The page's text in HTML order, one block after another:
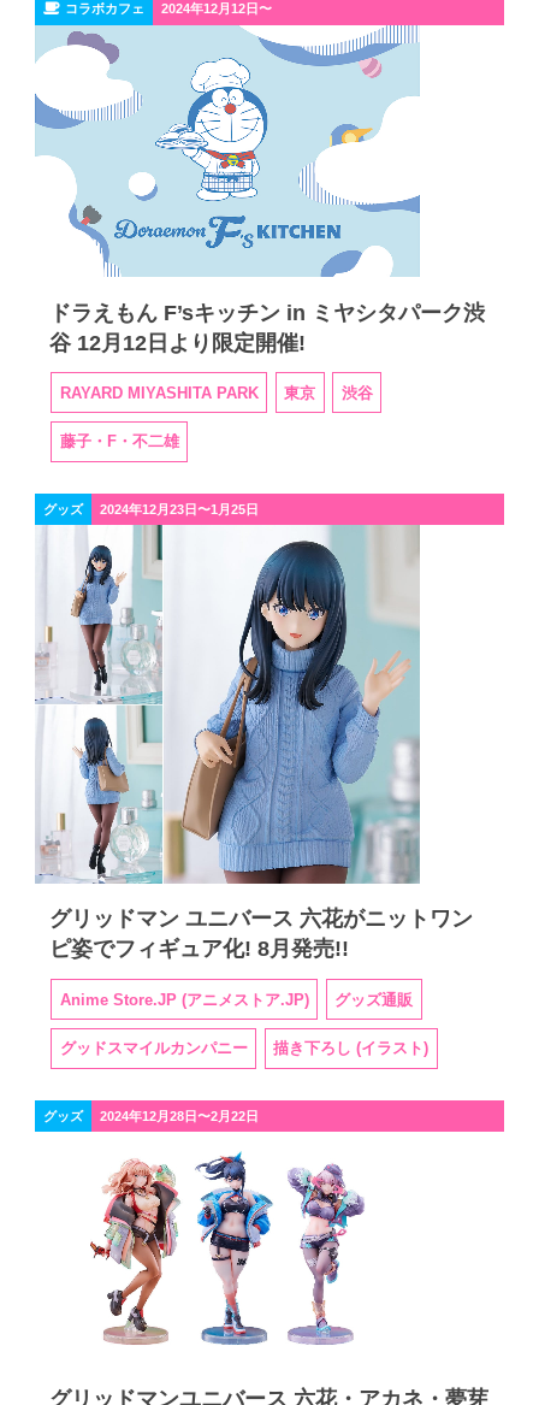
コラボカフェ 2024年12月12日〜
ドラえもん F’sキッチン in ミヤシタパーク渋
谷 12月12日より限定開催!
RAYARD MIYASHITA PARK 東京 渋谷
藤子・F・不二雄
グッズ 2024年12月23日〜1月25日
グリッドマン ユニバース 六花がニットワン
ピ姿でフィギュア化! 8月発売!!
Anime Store.JP (アニメストア.JP) グッズ通販
グッドスマイルカンパニー 描き下ろし (イラスト)
グッズ 2024年12月28日〜2月22日
グリッドマンユニバース 六花・アカネ・夢芽